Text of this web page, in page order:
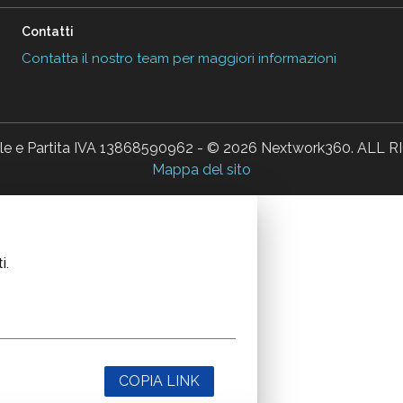
Contatti
Contatta il nostro team per maggiori informazioni
e Partita IVA 13868590962 - © 2026 Nextwork360. ALL
Mappa del sito
COPIA LINK